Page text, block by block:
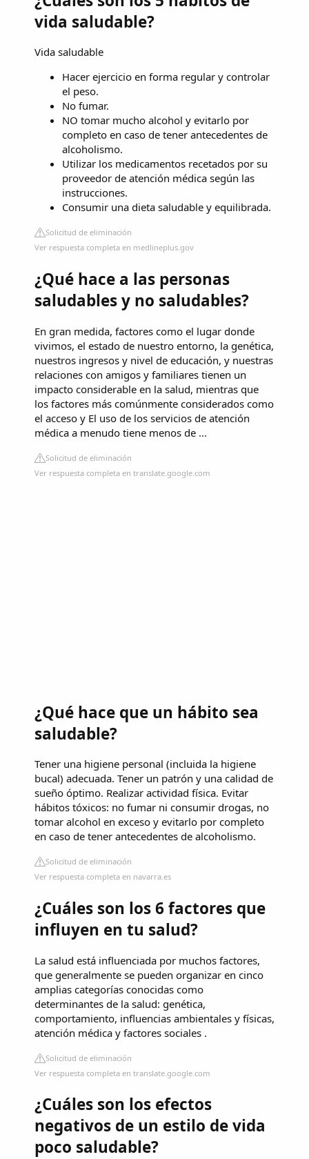
vida saludable?
Vida saludable
Hacer ejercicio en forma regular y controlar
el peso.
No fumar.
NO tomar mucho alcohol y evitarlo por
completo en caso de tener antecedentes de
alcoholismo.
Utilizar los medicamentos recetados por su
proveedor de atención médica según las
instrucciones.
Consumir una dieta saludable y equilibrada.
Solicitud de eliminación
Ver respuesta completa en medlineplus.gov
¿Qué hace a las personas
saludables y no saludables?
En gran medida, factores como el lugar donde
vivimos, el estado de nuestro entorno, la genética,
nuestros ingresos y nivel de educación, y nuestras
relaciones con amigos y familiares tienen un
impacto considerable en la salud, mientras que
los factores más comúnmente considerados como
el acceso y El uso de los servicios de atención
médica a menudo tiene menos de ...
Solicitud de eliminación
Ver respuesta completa en translate.google.com
¿Qué hace que un hábito sea
saludable?
Tener una higiene personal (incluida la higiene
bucal) adecuada. Tener un patrón y una calidad de
sueño óptimo. Realizar actividad física. Evitar
hábitos tóxicos: no fumar ni consumir drogas, no
tomar alcohol en exceso y evitarlo por completo
en caso de tener antecedentes de alcoholismo.
Solicitud de eliminación
Ver respuesta completa en navarra.es
¿Cuáles son los 6 factores que
influyen en tu salud?
La salud está influenciada por muchos factores,
que generalmente se pueden organizar en cinco
amplias categorías conocidas como
determinantes de la salud: genética,
comportamiento, influencias ambientales y físicas,
atención médica y factores sociales .
Solicitud de eliminación
Ver respuesta completa en translate.google.com
¿Cuáles son los efectos
negativos de un estilo de vida
poco saludable?